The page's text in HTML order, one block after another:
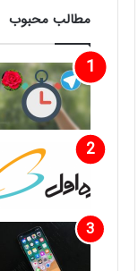
مطالب محبوب